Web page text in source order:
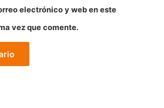
electrónico y web en este
vez que comente.